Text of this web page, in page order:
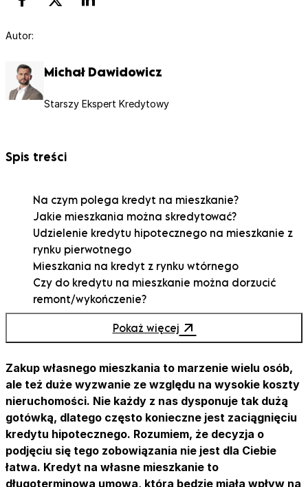
Autor:
Michał Dawidowicz
Starszy Ekspert Kredytowy
Spis treści
Na czym polega kredyt na mieszkanie?
Jakie mieszkania można skredytować?
Udzielenie kredytu hipotecznego na mieszkanie z
rynku pierwotnego
Mieszkania na kredyt z rynku wtórnego
Czy do kredytu na mieszkanie można dorzucić
remont/wykończenie?
Jaka jest wymagana wysokość wkładu własnego
do kredytu na mieszkanie?
Pomoc eksperta w procesie starania się o kredyt
na mieszkanie
Ukryte koszty i prowizje kredytu mieszkaniowego
Na co zwrócić uwagę podczas wyboru kredytu na
mieszkanie? Najważniejsze parametry
Pokaż więcej
Zakup własnego mieszkania to marzenie wielu osób,
ale też duże wyzwanie ze względu na wysokie koszty
nieruchomości. Nie każdy z nas dysponuje tak dużą
gotówką, dlatego często konieczne jest zaciągnięciu
kredytu hipotecznego. Rozumiem, że decyzja o
podjęciu się tego zobowiązania nie jest dla Ciebie
łatwa. Kredyt na własne mieszkanie to
długoterminowa umowa, która będzie miała wpływ na